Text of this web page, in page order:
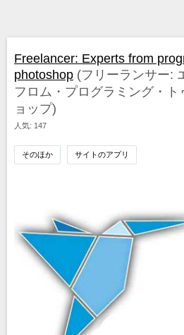
Freelancer: Experts from
photoshop (フリーランサー:
フロム・プログラミング・ト
ョップ)
人気: 147
そのほか サイトのアプリ